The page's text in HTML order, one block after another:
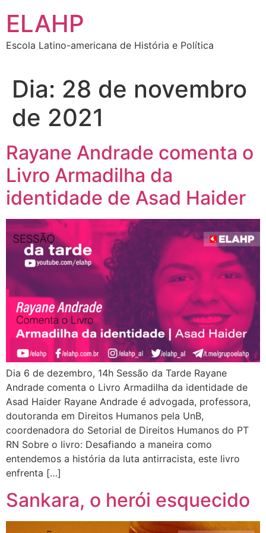
para
conteúdo
ELAHP
Escola Latino-americana de História e Política
Dia: 28 de novembro
de 2021
Rayane Andrade comenta o
Livro Armadilha da
identidade de Asad Haider
Dia 6 de dezembro, 14h Sessão da Tarde Rayane
Andrade comenta o Livro Armadilha da identidade de
Asad Haider Rayane Andrade é advogada, professora,
doutoranda em Direitos Humanos pela UnB,
coordenadora do Setorial de Direitos Humanos do PT
RN Sobre o livro: Desafiando a maneira como
entendemos a história da luta antirracista, este livro
enfrenta […]
Sankara, o herói esquecido